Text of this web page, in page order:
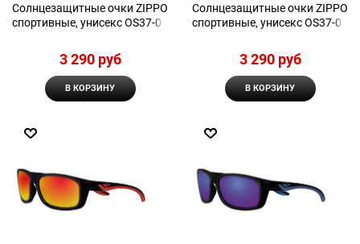
Солнцезащитные очки ZIPPO
спортивные, унисекс OS37-01
3 290 руб
В КОРЗИНУ
Солнцезащитные очки ZIPPO
спортивные, унисекс OS37-02
3 290 руб
В КОРЗИНУ